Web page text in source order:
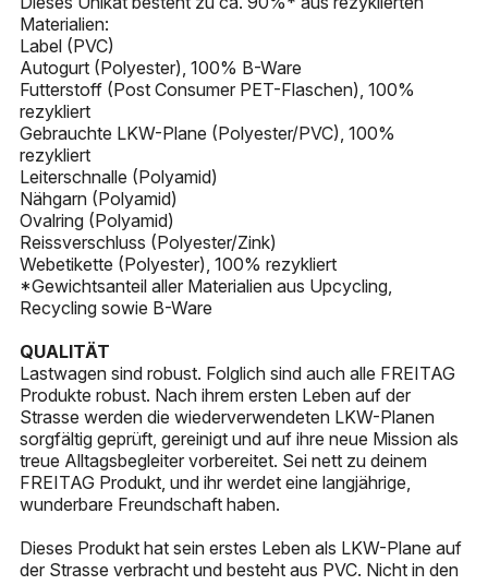
Materialien:
Label (PVC)
Autogurt (Polyester), 100% B-Ware
Futterstoff (Post Consumer PET-Flaschen), 100%
rezykliert
Gebrauchte LKW-Plane (Polyester/PVC), 100%
rezykliert
Leiterschnalle (Polyamid)
Nähgarn (Polyamid)
Ovalring (Polyamid)
Reissverschluss (Polyester/Zink)
Webetikette (Polyester), 100% rezykliert
*Gewichtsanteil aller Materialien aus Upcycling,
Recycling sowie B-Ware
QUALITÄT
Lastwagen sind robust. Folglich sind auch alle FREITAG
Produkte robust. Nach ihrem ersten Leben auf der
Strasse werden die wiederverwendeten LKW-Planen
sorgfältig geprüft, gereinigt und auf ihre neue Mission als
treue Alltagsbegleiter vorbereitet. Sei nett zu deinem
FREITAG Produkt, und ihr werdet eine langjährige,
wunderbare Freundschaft haben.
Dieses Produkt hat sein erstes Leben als LKW-Plane auf
der Strasse verbracht und besteht aus PVC. Nicht in den